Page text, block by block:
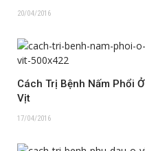
20/04/2016
Cách Trị Bệnh Nấm Phổi Ở
Vịt
17/04/2016